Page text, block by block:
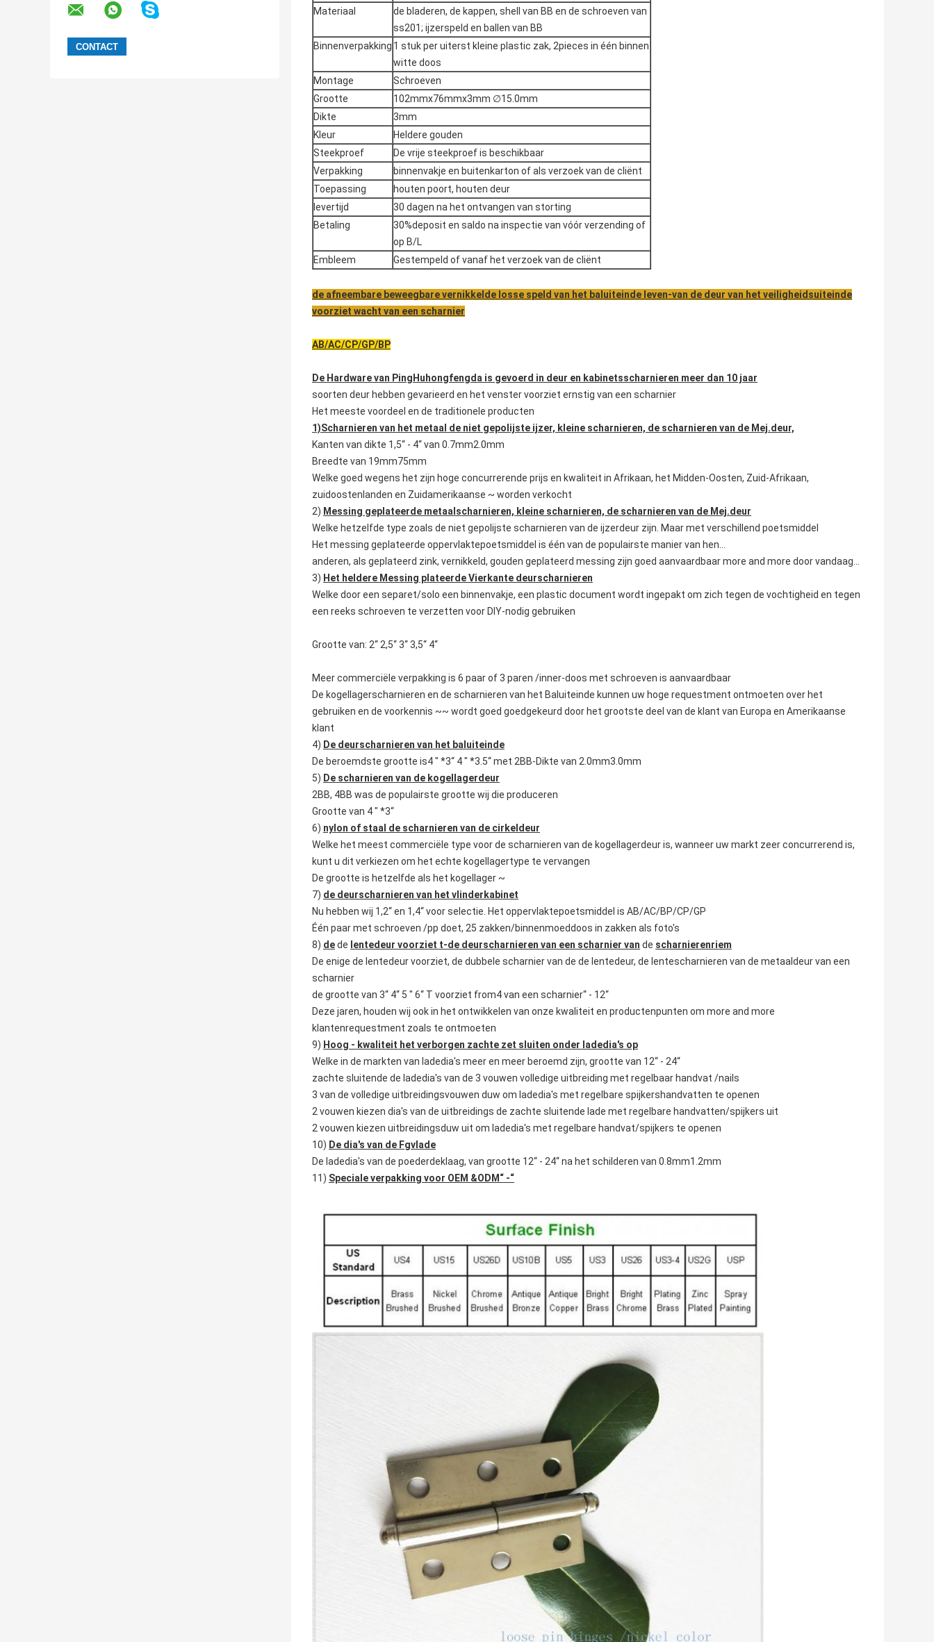
Materiaal
de bladeren, de kappen, shell van BB en de schroeven van
ss201; ijzerspeld en ballen van BB
Binnenverpakking 1 stuk per uiterst kleine plastic zak, 2pieces in één binnen
witte doos
Montage
Schroeven
Grootte
102mmx76mmx3mm ∅15.0mm
Dikte
3mm
Kleur
Heldere gouden
Steekproef
De vrije steekproef is beschikbaar
Verpakking
binnenvakje en buitenkarton of als verzoek van de cliënt
Toepassing
houten poort, houten deur
levertijd
30 dagen na het ontvangen van storting
Betaling
30%deposit en saldo na inspectie van vóór verzending of
op B/L
Embleem
Gestempeld of vanaf het verzoek van de cliënt
de afneembare beweegbare vernikkelde losse speld van het baluiteinde leven-van de deur van het veiligheidsuiteinde
voorziet wacht van een scharnier
AB/AC/CP/GP/BP
De Hardware van PingHuhongfengda is gevoerd in deur en kabinetsscharnieren meer dan 10 jaar
soorten deur hebben gevarieerd en het venster voorziet ernstig van een scharnier
Het meeste voordeel en de traditionele producten
1)Scharnieren van het metaal de niet gepolijste ijzer, kleine scharnieren, de scharnieren van de Mej.deur,
Kanten van dikte 1,5“ - 4“ van 0.7mm2.0mm
Breedte van 19mm75mm
Welke goed wegens het zijn hoge concurrerende prijs en kwaliteit in Afrikaan, het Midden-Oosten, Zuid-Afrikaan,
zuidoostenlanden en Zuidamerikaanse ~ worden verkocht
2) Messing geplateerde metaalscharnieren, kleine scharnieren, de scharnieren van de Mej.deur
Welke hetzelfde type zoals de niet gepolijste scharnieren van de ijzerdeur zijn. Maar met verschillend poetsmiddel
Het messing geplateerde oppervlaktepoetsmiddel is één van de populairste manier van hen…
anderen, als geplateerd zink, vernikkeld, gouden geplateerd messing zijn goed aanvaardbaar more and more door vandaag…
3) Het heldere Messing plateerde Vierkante deurscharnieren
Welke door een separet/solo een binnenvakje, een plastic document wordt ingepakt om zich tegen de vochtigheid en tegen
een reeks schroeven te verzetten voor DIY-nodig gebruiken
Grootte van: 2“ 2,5“ 3“ 3,5“ 4“
Meer commerciële verpakking is 6 paar of 3 paren /inner-doos met schroeven is aanvaardbaar
De kogellagerscharnieren en de scharnieren van het Baluiteinde kunnen uw hoge requestment ontmoeten over het
gebruiken en de voorkennis ~~ wordt goed goedgekeurd door het grootste deel van de klant van Europa en Amerikaanse
klant
4) De deurscharnieren van het baluiteinde
De beroemdste grootte is4 " *3“ 4 " *3.5“ met 2BB-Dikte van 2.0mm3.0mm
5) De scharnieren van de kogellagerdeur
2BB, 4BB was de populairste grootte wij die produceren
Grootte van 4 " *3“
6) nylon of staal de scharnieren van de cirkeldeur
Welke het meest commerciële type voor de scharnieren van de kogellagerdeur is, wanneer uw markt zeer concurrerend is,
kunt u dit verkiezen om het echte kogellagertype te vervangen
De grootte is hetzelfde als het kogellager ~
7) de deurscharnieren van het vlinderkabinet
Nu hebben wij 1,2“ en 1,4“ voor selectie. Het oppervlaktepoetsmiddel is AB/AC/BP/CP/GP
Één paar met schroeven /pp doet, 25 zakken/binnenmoeddoos in zakken als foto's
8) dede lentedeur voorziet t-de deurscharnieren van een scharnier van de scharnierenriem
De enige de lentedeur voorziet, de dubbele scharnier van de de lentedeur, de lentescharnieren van de metaaldeur van een
scharnier
de grootte van 3“ 4“ 5 " 6“ T voorziet from4 van een scharnier“ - 12“
Deze jaren, houden wij ook in het ontwikkelen van onze kwaliteit en productenpunten om more and more
klantenrequestment zoals te ontmoeten
9) Hoog - kwaliteit het verborgen zachte zet sluiten onder ladedia's op
Welke in de markten van ladedia's meer en meer beroemd zijn, grootte van 12“ - 24“
zachte sluitende de ladedia's van de 3 vouwen volledige uitbreiding met regelbaar handvat /nails
3 van de volledige uitbreidingsvouwen duw om ladedia's met regelbare spijkershandvatten te openen
2 vouwen kiezen dia's van de uitbreidings de zachte sluitende lade met regelbare handvatten/spijkers uit
2 vouwen kiezen uitbreidingsduw uit om ladedia's met regelbare handvat/spijkers te openen
10) De dia's van de Fgvlade
De ladedia's van de poederdeklaag, van grootte 12“ - 24“ na het schilderen van 0.8mm1.2mm
11) Speciale verpakking voor OEM &ODM“ -“